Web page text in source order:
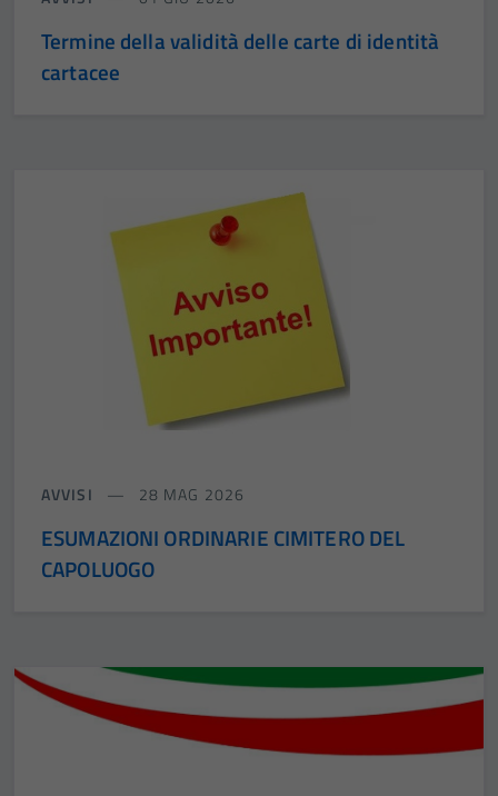
Termine della validità delle carte di identità
cartacee
AVVISI 28 MAG 2026
ESUMAZIONI ORDINARIE CIMITERO DEL
CAPOLUOGO